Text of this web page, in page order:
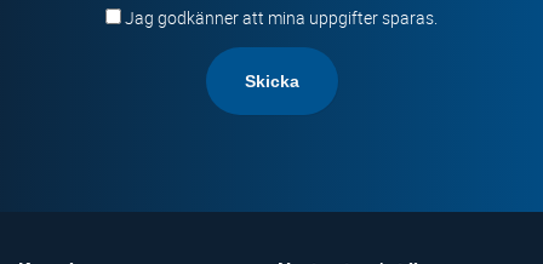
Jag godkänner att mina uppgifter sparas.